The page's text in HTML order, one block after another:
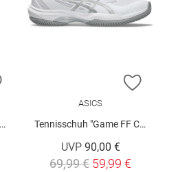
ZUR WUNSCHLISTE HINZUFÜGEN
ZUR
ASICS
Tennisschuh "Game FF Clay/Oc W"
UVP 90,00 €
69,99 € 59,99 €